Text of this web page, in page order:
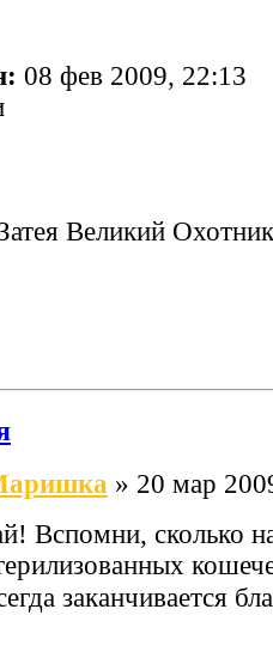
08 фев 2009, 22:13
Великий
» 20 мар
Вспомни, сколько
заканчивается